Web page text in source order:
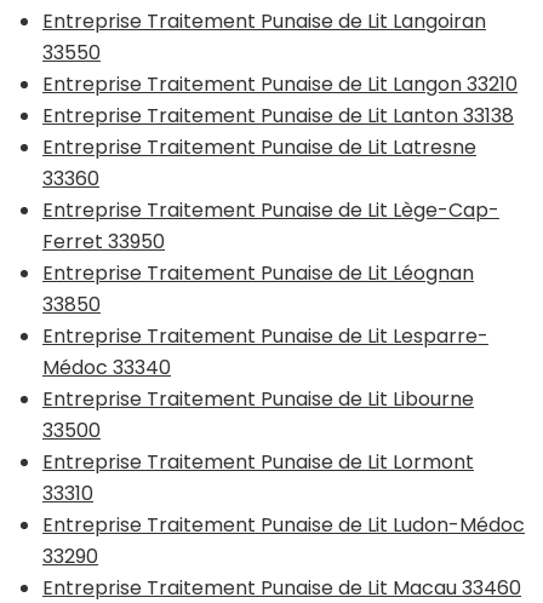
Entreprise Traitement Punaise de Lit Langoiran
33550
Entreprise Traitement Punaise de Lit Langon 33210
Entreprise Traitement Punaise de Lit Lanton 33138
Entreprise Traitement Punaise de Lit Latresne
33360
Entreprise Traitement Punaise de Lit Lège-Cap-
Ferret 33950
Entreprise Traitement Punaise de Lit Léognan
33850
Entreprise Traitement Punaise de Lit Lesparre-
Médoc 33340
Entreprise Traitement Punaise de Lit Libourne
33500
Entreprise Traitement Punaise de Lit Lormont
33310
Entreprise Traitement Punaise de Lit Ludon-Médoc
33290
Entreprise Traitement Punaise de Lit Macau 33460